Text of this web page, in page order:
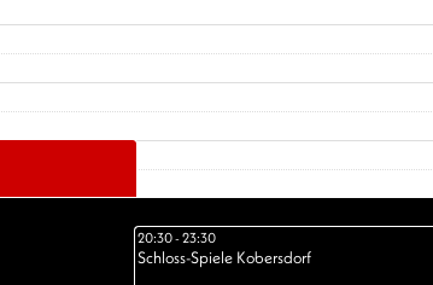
20:30 - 23:30
Schloss-Spiele Kobersdorf